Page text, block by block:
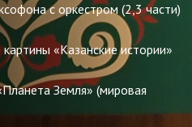
с оркестром (2,3 части)
«Казанские истории»
Земля» (мировая